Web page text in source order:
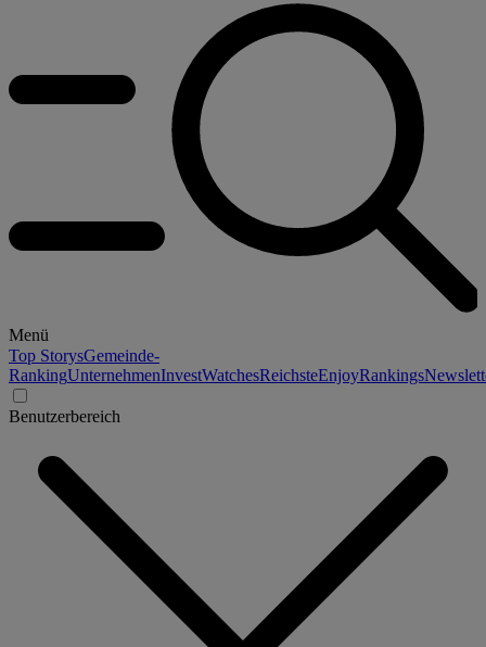
Menü
Top StorysGemeinde-
RankingUnternehmenInvestWatchesReichsteEnjoyRankings
Benutzerbereich